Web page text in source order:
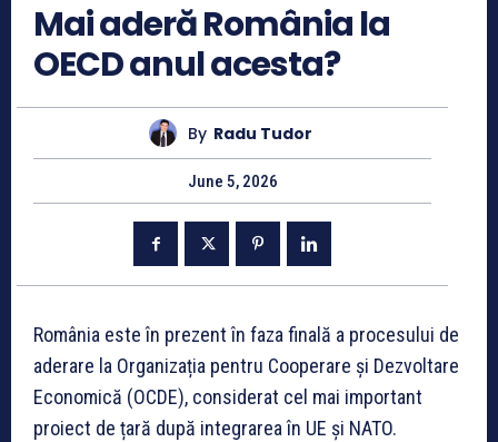
Mai aderă România la
OECD anul acesta?
By Radu Tudor
June 5, 2026
România este în prezent în faza finală a procesului de
aderare la Organizația pentru Cooperare și Dezvoltare
Economică (OCDE), considerat cel mai important
proiect de țară după integrarea în UE și NATO.